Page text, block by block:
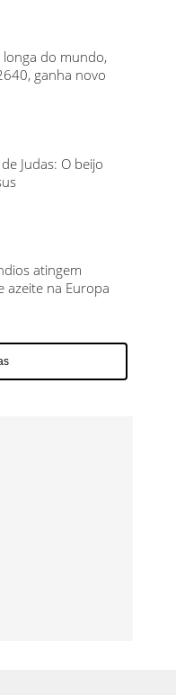
longa do mundo,
ganha novo
Judas: O beijo
atingem
azeite na Europa